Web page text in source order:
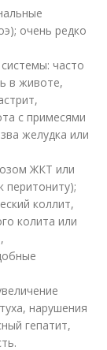
очень редко
часто
в животе,
с примесями
желудка или
ЖКТ или
перитониту);
коллит,
колита или
нарушения
гепатит,